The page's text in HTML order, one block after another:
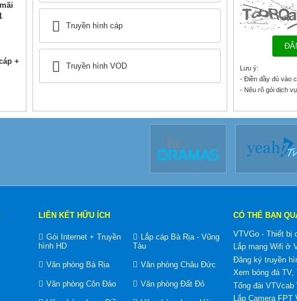
+
Truyền hình cáp
Truyền hình VOD
Lưu ý:
- Điền đầy đủ vào
- Nêu rõ gói dịch
LIÊN KẾT HỮU ÍCH
Gói Internet + Truyền
hình HD
Lắp cáp Bà Rịa - Vũng
Tàu
Văn phòng Bà Rịa Văn phòng Châu Đức
Văn phòng Côn Đảo Văn phòng Đất Đỏ
CÓ THỂ BẠN
VTVGo - Thiết bị
Lắp mạng Wifi ở
Đăng ký truyền
Xem bóng đá TV,
Tổng đài VTVcab
Lắp Camera FPT